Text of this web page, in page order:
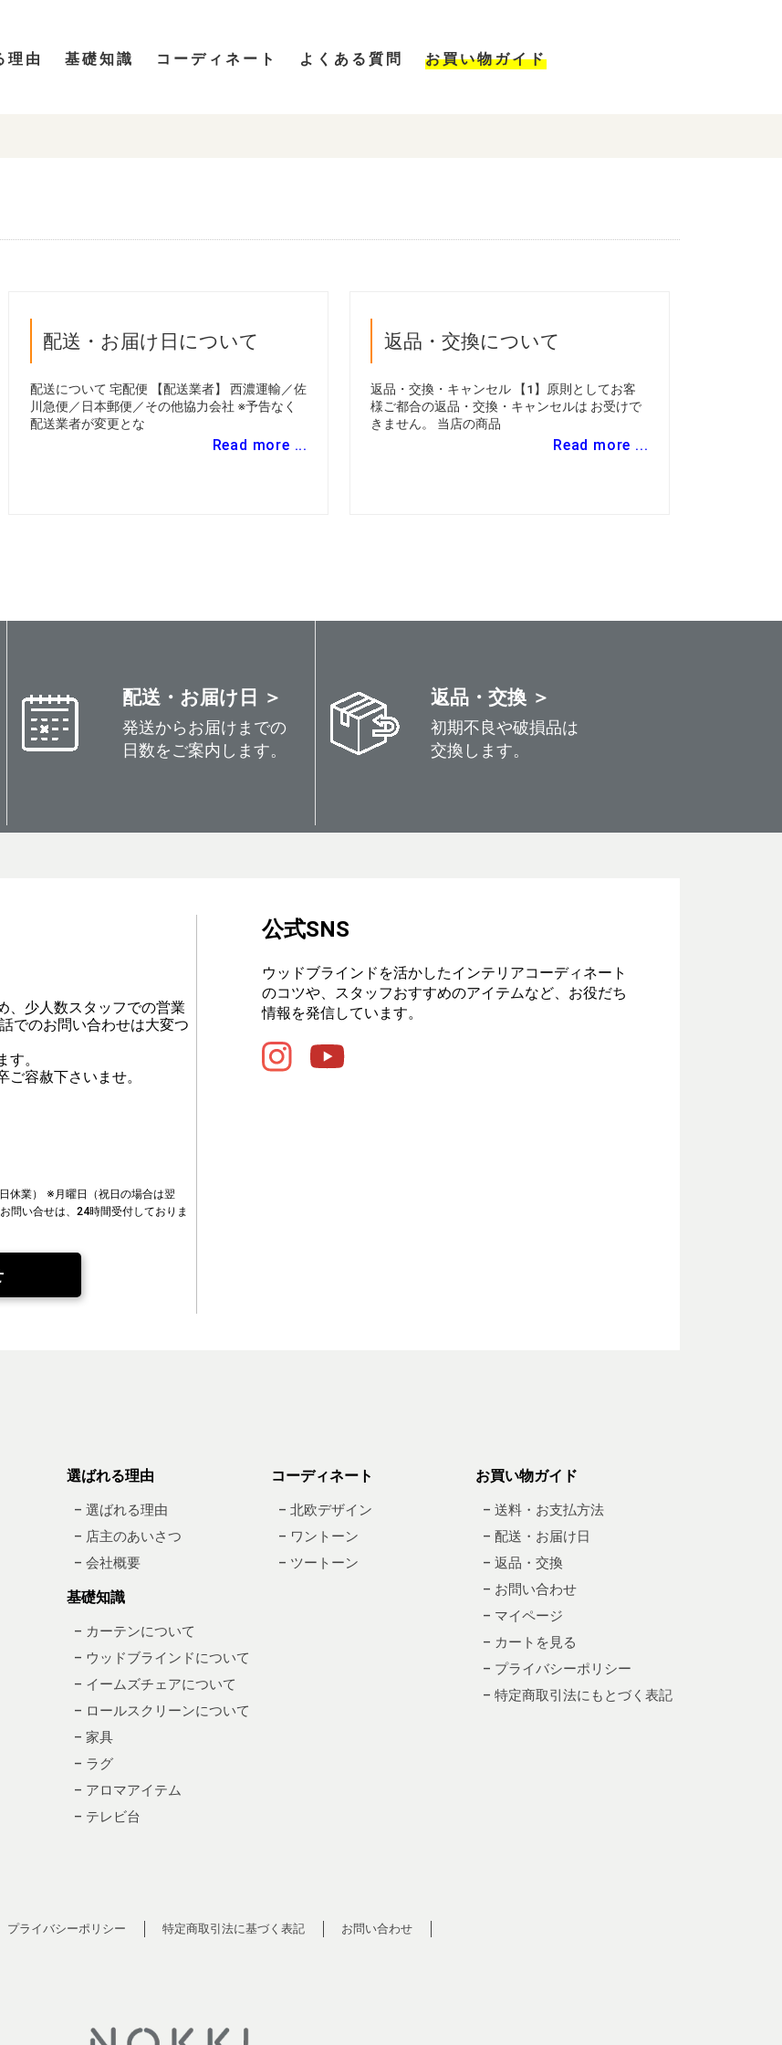
理由 基礎知識 コーディネート よくある質問 お買い物ガイド
配送・お届け日について
配送について 宅配便 【配送業者】 西濃運輸／佐
川急便／日本郵便／その他協力会社 ※予告なく
配送業者が変更とな
Read more ...
返品・交換について
返品・交換・キャンセル 【1】原則としてお客
様ご都合の返品・交換・キャンセルは お受けで
きません。 当店の商品
Read more ...
配送・お届け日 ＞
発送からお届けまでの
日数をご案内します。
返品・交換 ＞
初期不良や破損品は
交換します。
、少人数スタッフでの営業
でのお問い合わせは大変つ
。
容赦下さいませ。
休業）
※月曜日（祝日の場合は翌
問い合せは、24時間受付しておりま
公式SNS
ウッドブラインドを活かしたインテリアコーディネート
のコツや、スタッフおすすめのアイテムなど、お役だち
情報を発信しています。
選ばれる理由
– 選ばれる理由
– 店主のあいさつ
– 会社概要
基礎知識
– カーテンについて
– ウッドブラインドについて
– イームズチェアについて
– ロールスクリーンについて
– 家具
– ラグ
– アロマアイテム
– テレビ台
コーディネート
– 北欧デザイン
– ワントーン
– ツートーン
お買い物ガイド
– 送料・お支払方法
– 配送・お届け日
– 返品・交換
– お問い合わせ
– マイページ
– カートを見る
– プライバシーポリシー
– 特定商取引法にもとづく表記
プライバシーポリシー 特定商取引法に基づく表記 お問い合わせ